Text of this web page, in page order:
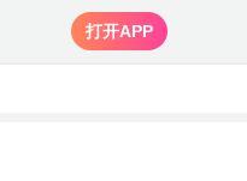
打开APP